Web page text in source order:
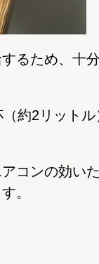
るため、十
約2リット
コンの効い
。